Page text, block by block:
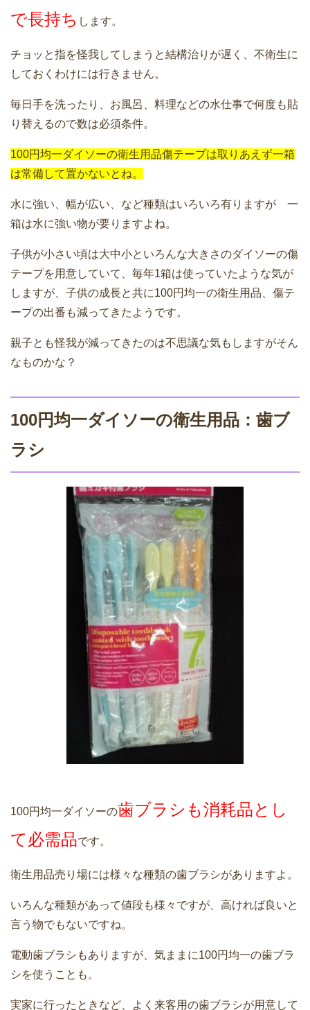
で長持ち します。
チョッと指を怪我してしまうと結構治りが遅く、不衛生に
しておくわけには行きません。
毎日手を洗ったり、お風呂、料理などの水仕事で何度も貼
り替えるので数は必須条件。
100円均一ダイソーの衛生用品傷テープは取りあえず一箱
は常備して置かないとね。
水に強い、幅が広い、など種類はいろいろ有りますが 一
箱は水に強い物が要りますよね。
子供が小さい頃は大中小といろんな大きさのダイソーの傷
テープを用意していて、毎年1箱は使っていたような気が
しますが、子供の成長と共に100円均一の衛生用品、傷テ
ープの出番も減ってきたようです。
親子とも怪我が減ってきたのは不思議な気もしますがそん
なものかな？
100円均一ダイソーの衛生用品：歯ブ
ラシ
100円均一ダイソーの歯ブラシも消耗品とし
て必需品です。
衛生用品売り場には様々な種類の歯ブラシがありますよ。
いろんな種類があって値段も様々ですが、高ければ良いと
言う物でもないですね。
電動歯ブラシもありますが、気ままに100円均一の歯ブラ
シを使うことも。
実家に行ったときなど、よく来客用の歯ブラシが用意して